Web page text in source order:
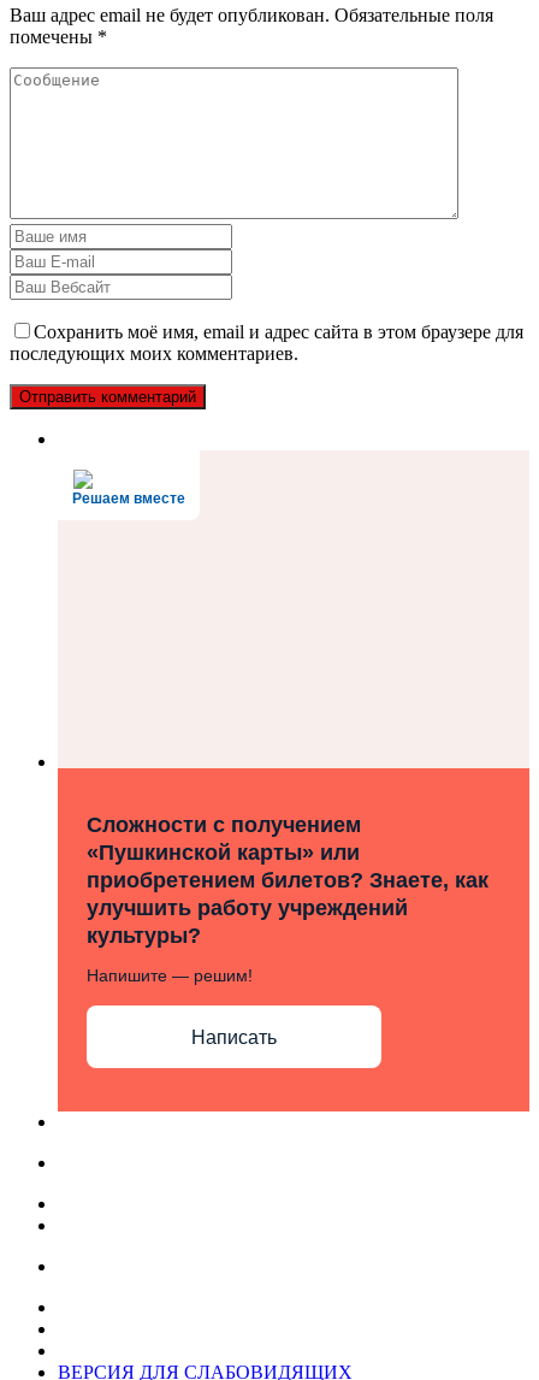
Ваш адрес email не будет опубликован. Обязательные поля
помечены *
Сохранить моё имя, email и адрес сайта в этом браузере для
последующих моих комментариев.
Решаем вместе
Сложности с получением
«Пушкинской карты» или
приобретением билетов? Знаете, как
улучшить работу учреждений
культуры?
Напишите — решим!
Написать
ВЕРСИЯ ДЛЯ СЛАБОВИДЯЩИХ